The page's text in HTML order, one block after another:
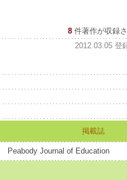
8 件著作が収録さ
2012.03.05 登
掲載誌
Peabody Journal of Education